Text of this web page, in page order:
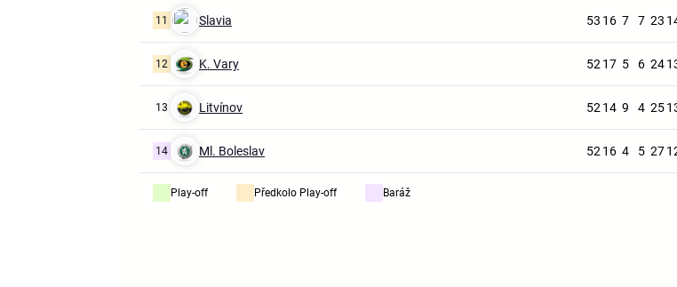
11 Slavia 53 16 7 7 23
12 K. Vary 52 17 5 6 24
13 Litvínov 52 14 9 4 25
14 Ml. Boleslav 52 16 4 5 27
Play-off Předkolo Play-off Baráž